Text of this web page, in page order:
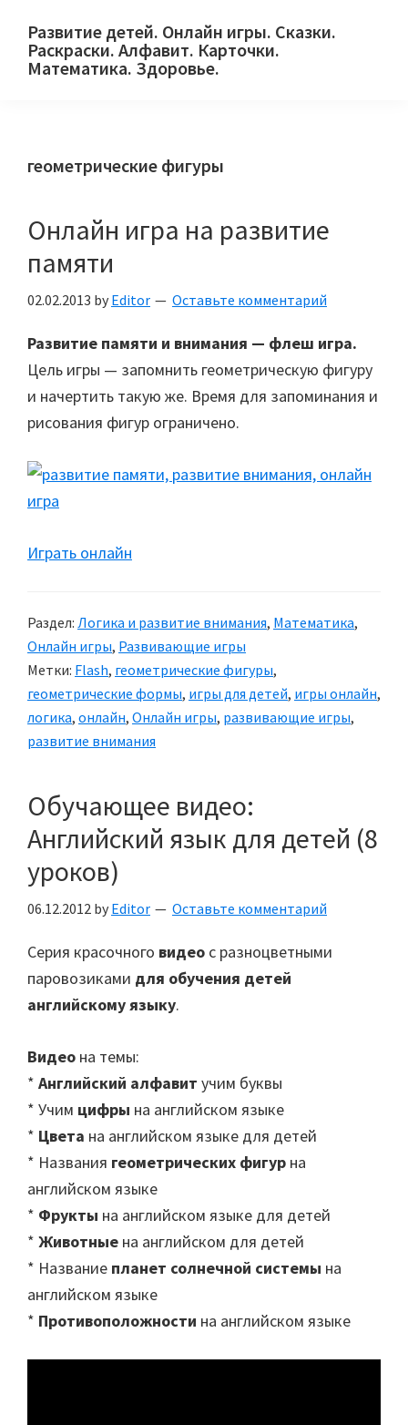
primary
main
primary
Развитие детей. Онлайн игры. Сказки.
Раскраски. Алфавит. Карточки.
Математика. Здоровье.
и
родителей.
геометрические фигуры
Онлайн игра на развитие
памяти
02.02.2013 by Editor Оставьте комментарий
Развитие памяти и внимания — флеш игра.
Цель игры — запомнить геометрическую фигуру
и начертить такую же. Время для запоминания и
рисования фигур ограничено.
Играть онлайн
Раздел: Логика и развитие внимания, Математика,
Онлайн игры, Развивающие игры
Метки: Flash, геометрические фигуры,
геометрические формы, игры для детей, игры онлайн,
логика, онлайн, Онлайн игры, развивающие игры,
развитие внимания
Обучающее видео:
Английский язык для детей (8
уроков)
06.12.2012 by Editor Оставьте комментарий
Серия красочного видео с разноцветными
паровозиками для обучения детей
английскому языку.
Видео на темы:
* Английский алфавит учим буквы
* Учим цифры на английском языке
* Цвета на английском языке для детей
* Названия геометрических фигур на
английском языке
* Фрукты на английском языке для детей
* Животные на английском для детей
* Название планет солнечной системы на
английском языке
* Противоположности на английском языке